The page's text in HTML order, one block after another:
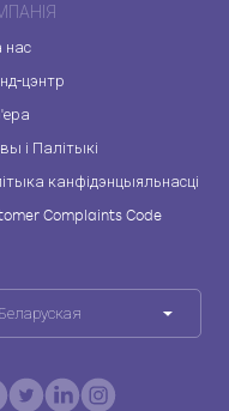
нас
цэнтр
і Палітыкі
канфідэнцыяльнасці
Complaints Code
Беларуская